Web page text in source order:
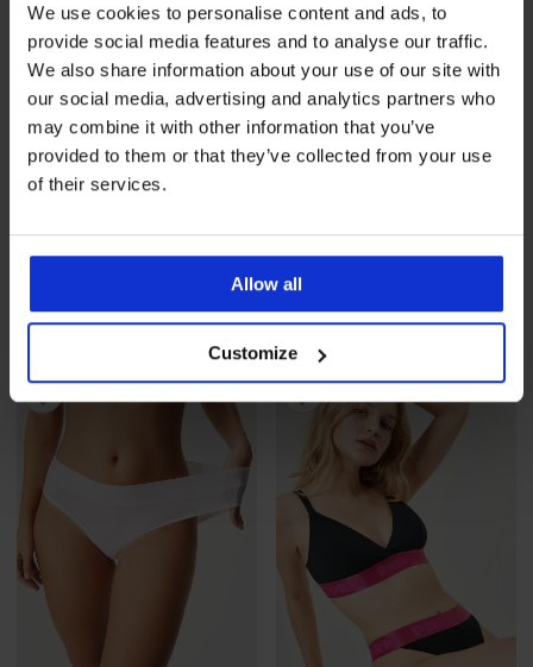
We use cookies to personalise content and ads, to
provide social media features and to analyse our traffic.
We also share information about your use of our site with
our social media, advertising and analytics partners who
may combine it with other information that you’ve
provided to them or that they’ve collected from your use
of their services.
Allow all
Customize
3+1 БЕЗПЛАТНО
Бразилски бикини Lady
20,99 €
промоция 3+1 БЕЗПЛАТНО
3+1 БЕЗПЛАТНО
безшевни
промоция